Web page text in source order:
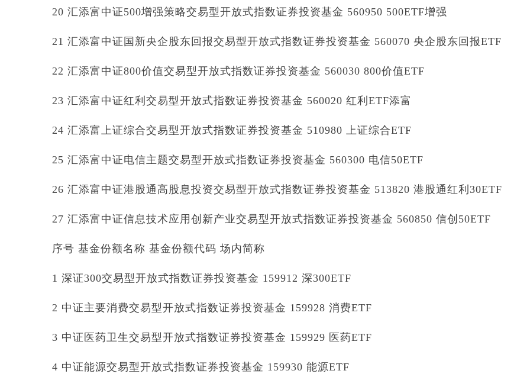
20 汇添富中证500增强策略交易型开放式指数证券投资基金 560950 500ETF增强
21 汇添富中证国新央企股东回报交易型开放式指数证券投资基金 560070 央企股东回报ETF
22 汇添富中证800价值交易型开放式指数证券投资基金 560030 800价值ETF
23 汇添富中证红利交易型开放式指数证券投资基金 560020 红利ETF添富
24 汇添富上证综合交易型开放式指数证券投资基金 510980 上证综合ETF
25 汇添富中证电信主题交易型开放式指数证券投资基金 560300 电信50ETF
26 汇添富中证港股通高股息投资交易型开放式指数证券投资基金 513820 港股通红利30ETF
27 汇添富中证信息技术应用创新产业交易型开放式指数证券投资基金 560850 信创50ETF
序号 基金份额名称 基金份额代码 场内简称
1 深证300交易型开放式指数证券投资基金 159912 深300ETF
2 中证主要消费交易型开放式指数证券投资基金 159928 消费ETF
3 中证医药卫生交易型开放式指数证券投资基金 159929 医药ETF
4 中证能源交易型开放式指数证券投资基金 159930 能源ETF